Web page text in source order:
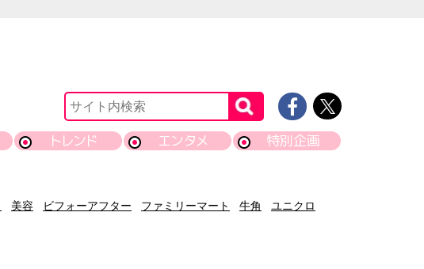
トレンド エンタメ 特別企画
美容 ビフォーアフター ファミリーマート 牛角
ユニクロ